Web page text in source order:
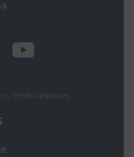
droits réservés.